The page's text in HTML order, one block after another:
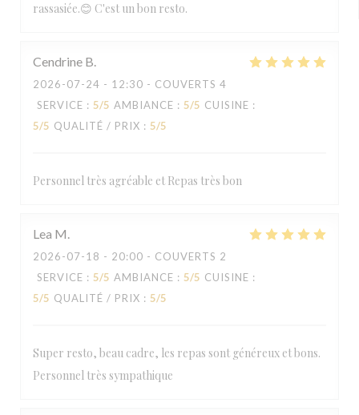
rassasiée.😊 C'est un bon resto.
Cendrine B
2026-07-24 - 12:30 - COUVERTS 4
SERVICE : 5/5 AMBIANCE : 5/5 CUISINE :
5/5 QUALITÉ / PRIX : 5/5
Personnel très agréable et Repas très bon
Lea M
2026-07-18 - 20:00 - COUVERTS 2
SERVICE : 5/5 AMBIANCE : 5/5 CUISINE :
5/5 QUALITÉ / PRIX : 5/5
Super resto, beau cadre, les repas sont généreux et bons.
Personnel très sympathique